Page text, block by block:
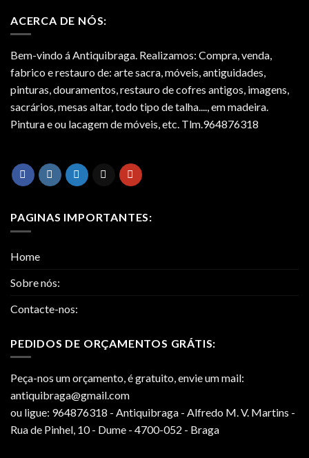
ACERCA DE NÓS:
Bem-vindo á Antiquibraga. Realizamos: Compra, venda,
fabrico e restauro de: arte sacra, móveis, antiguidades,
pinturas, douramentos, restauro de cofres antigos, imagens,
sacrários, mesas altar, todo tipo de talha...., em madeira.
Pintura e ou lacagem de móveis, etc. Tlm.964876318
PAGINAS IMPORTANTES:
Home
Sobre nós:
Contacte-nos:
PEDIDOS DE ORÇAMENTOS GRÁTIS:
Peça-nos um orçamento, é gratuito, envie um mail:
antiquibraga@gmail.com
ou ligue: 964876318 - Antiquibraga - Alfredo M. V. Martins -
Rua de Pinhel, 10 - Dume - 4700-052 - Braga